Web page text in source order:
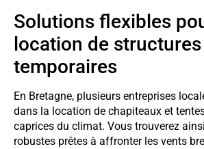
Solutions flexibles
location de structures
temporaires
En Bretagne, plusieurs entreprises
dans la location de chapiteaux et
caprices du climat. Vous trouverez
robustes prêtes à affronter les vents